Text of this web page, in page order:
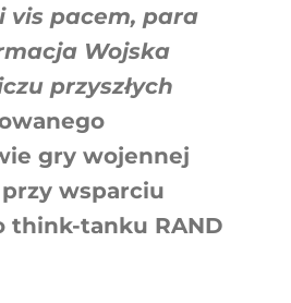
vis pacem, para
Wojska
przyszłych
gry wojennej
wsparciu
think-tanku RAND